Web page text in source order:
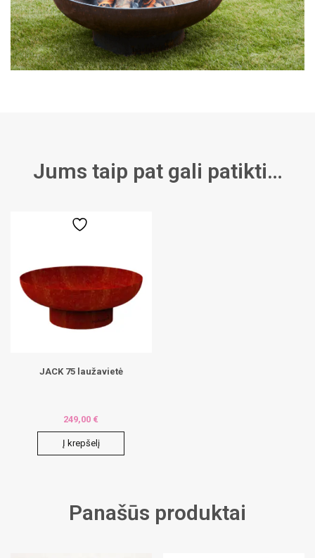
Jums taip pat gali patikti…
JACK 75 laužavietė
249,00 €
Į krepšelį
Panašūs produktai